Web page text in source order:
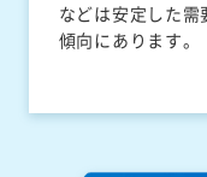
などは安定した
傾向にあります。